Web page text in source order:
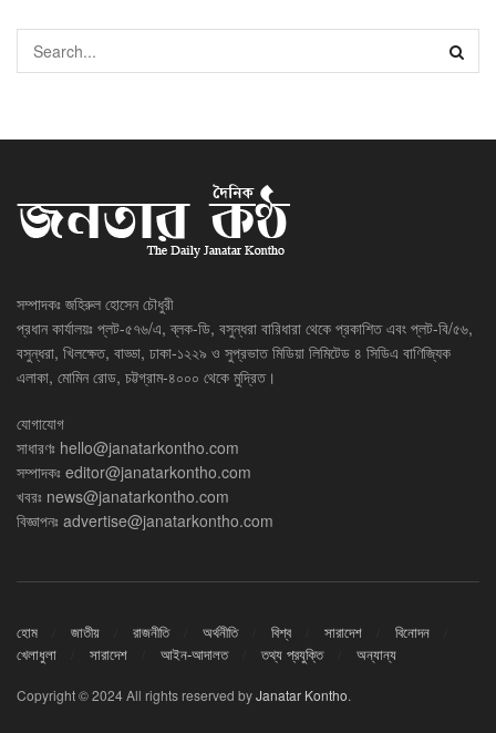
সম্পাদকঃ জহিরুল হোসেন চৌধুরী
প্রধান কার্যালয়ঃ প্লট-৫৭৬/এ, ব্লক-ডি, বসুন্ধরা বারিধারা থেকে প্রকাশিত এবং প্লট-বি/৫৬,
বসুন্ধরা, খিলক্ষেত, বাড্ডা, ঢাকা-১২২৯ ও সুপ্রভাত মিডিয়া লিমিটেড ৪ সিডিএ বাণিজ্যিক
এলাকা, মোমিন রোড, চট্টগ্রাম-৪০০০ থেকে মুদ্রিত।
যোগাযোগ
সাধারণঃ hello@janatarkontho.com
সম্পাদকঃ editor@janatarkontho.com
খবরঃ news@janatarkontho.com
বিজ্ঞাপনঃ advertise@janatarkontho.com
হোম জাতীয় রাজনীতি অর্থনীতি বিশ্ব সারাদেশ
বিনোদন
খেলাধুলা
সারাদেশ আইন-আদালত তথ্য প্রযুক্তি অন্যান্য
Copyright © 2024 All rights reserved byJanatar Kontho.